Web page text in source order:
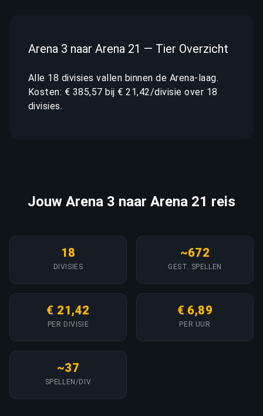
Arena 3 naar Arena 21 — Tier Overzicht
Alle 18 divisies vallen binnen de Arena-laag.
Kosten: € 385,57 bij € 21,42/divisie over 18
divisies.
Jouw Arena 3 naar Arena 21 reis
18
DIVISIES
~672
GEST. SPELLEN
€ 21,42
PER DIVISIE
€ 6,89
PER UUR
~37
SPELLEN/DIV